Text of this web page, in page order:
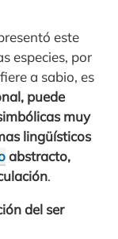
este
especies, por
a sabio, es
puede
muy
lingüísticos
abstracto,
.
del ser